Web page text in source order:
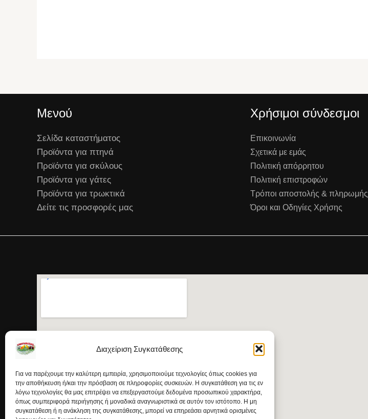
Διαχείριση Συγκατάθεσης
Για να παρέχουμε την καλύτερη εμπειρία, χρησιμοποιούμε τεχνολογίες όπως cookies για
την αποθήκευση ή/και την πρόσβαση σε πληροφορίες συσκευών. Η συγκατάθεση για τις εν
λόγω τεχνολογίες θα μας επιτρέψει να επεξεργαστούμε δεδομένα προσωπικού χαρακτήρα,
όπως συμπεριφορά περιήγησης ή μοναδικά αναγνωριστικά σε αυτόν τον ιστότοπο. Η μη
συγκατάθεση ή η ανάκληση της συγκατάθεσης, μπορεί να επηρεάσει αρνητικά ορισμένες
Μενού
Σελίδα καταστήματος
Προϊόντα για πτηνά
Προϊόντα για σκύλους
Προϊόντα για γάτες
Προϊόντα για τρωκτικά
Δείτε τις προσφορές μας
Χρήσιμοι σύνδεσμοι
Επικοινωνία
Σχετικά με εμάς
Πολιτική απόρρητου
Πολιτική επιστροφών
Τρόποι αποστολής & πληρωμής
Όροι και Οδηγίες Χρήσης